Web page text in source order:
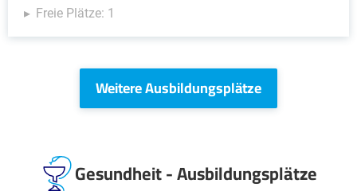
Freie Plätze: 1
Weitere Ausbildungsplätze
Gesundheit - Ausbildungsplätze